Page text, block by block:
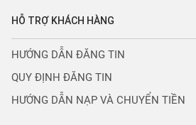
HỖ TRỢ KHÁCH HÀNG
HƯỚNG DẪN ĐĂNG TIN
QUY ĐỊNH ĐĂNG TIN
HƯỚNG DẪN NẠP VÀ CHUYỂN TIỀN